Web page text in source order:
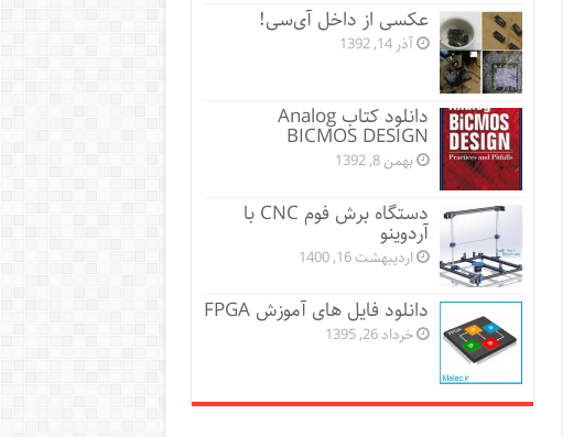
عکسی از داخل آی‌سی!
آذر 14, 1392
دانلود کتاب Analog
BICMOS DESIGN
بهمن 8, 1392
دستگاه برش فوم CNC با
آردوینو
اردیبهشت 16, 1400
دانلود فایل های آموزش FPGA
خرداد 26, 1395